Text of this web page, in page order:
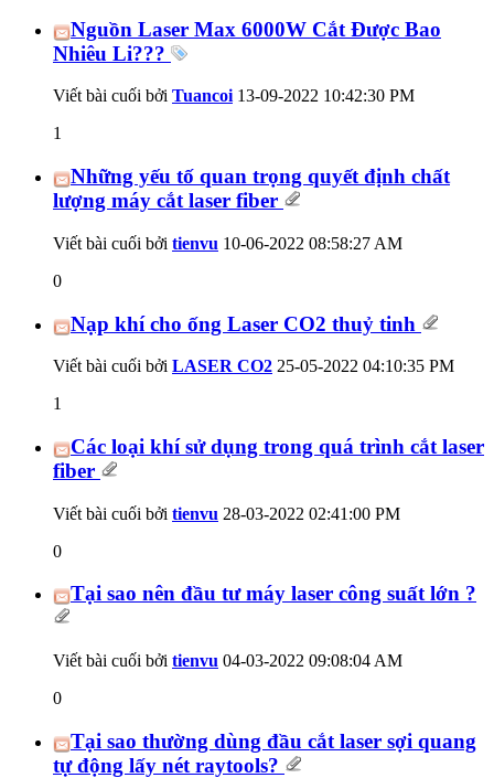
Nguồn Laser Max 6000W Cắt Được Bao
Nhiêu Li???
Viết bài cuối bởi Tuancoi13-09-2022 10:42:30 PM
1
Những yếu tố quan trọng quyết định chất
lượng máy cắt laser fiber
Viết bài cuối bởi tienvu 10-06-2022 08:58:27 AM
0
Nạp khí cho ống Laser CO2 thuỷ tinh
Viết bài cuối bởi LASER CO2 25-05-2022 04:10:35 PM
1
Các loại khí sử dụng trong quá trình cắt laser
fiber
Viết bài cuối bởi tienvu 28-03-2022 02:41:00 PM
0
Tại sao nên đầu tư máy laser công suất lớn ?
Viết bài cuối bởi tienvu 04-03-2022 09:08:04 AM
0
Tại sao thường dùng đầu cắt laser sợi quang
tự động lấy nét raytools?